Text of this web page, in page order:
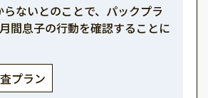
ないとのことで、パックプラ
間息子の行動を確認することに
プラン